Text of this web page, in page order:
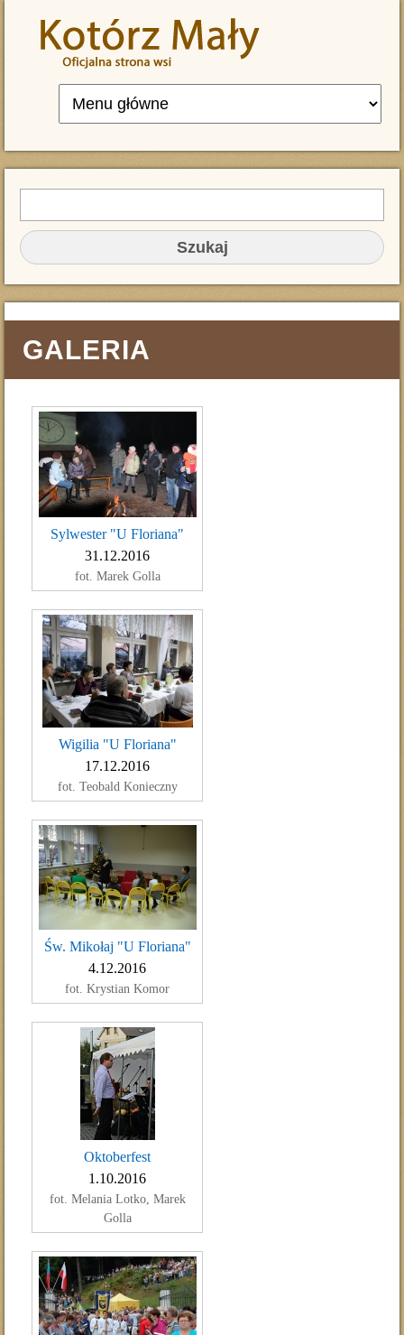
GALERIA
Sylwester "U Floriana"
31.12.2016
fot. Marek Golla
Wigilia "U Floriana"
17.12.2016
fot. Teobald Konieczny
Św. Mikołaj "U Floriana"
4.12.2016
fot. Krystian Komor
Oktoberfest
1.10.2016
fot. Melania Lotko, Marek
Golla